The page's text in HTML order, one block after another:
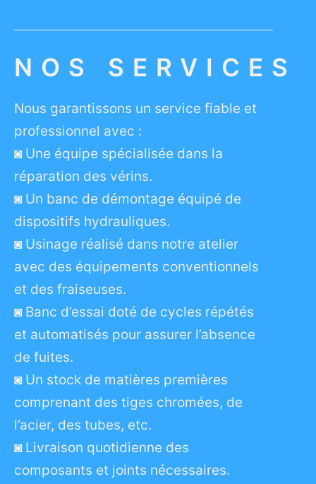
NOS SERVICES
Nous garantissons un service fiable et
professionnel avec :
◙ Une équipe spécialisée dans la
réparation des vérins.
◙ Un banc de démontage équipé de
dispositifs hydrauliques.
◙ Usinage réalisé dans notre atelier
avec des équipements conventionnels
et des fraiseuses.
◙ Banc d’essai doté de cycles répétés
et automatisés pour assurer l’absence
de fuites.
◙ Un stock de matières premières
comprenant des tiges chromées, de
l’acier, des tubes, etc.
◙ Livraison quotidienne des
composants et joints nécessaires.